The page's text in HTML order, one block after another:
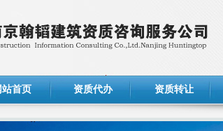
站首页 资质代办 资质转让